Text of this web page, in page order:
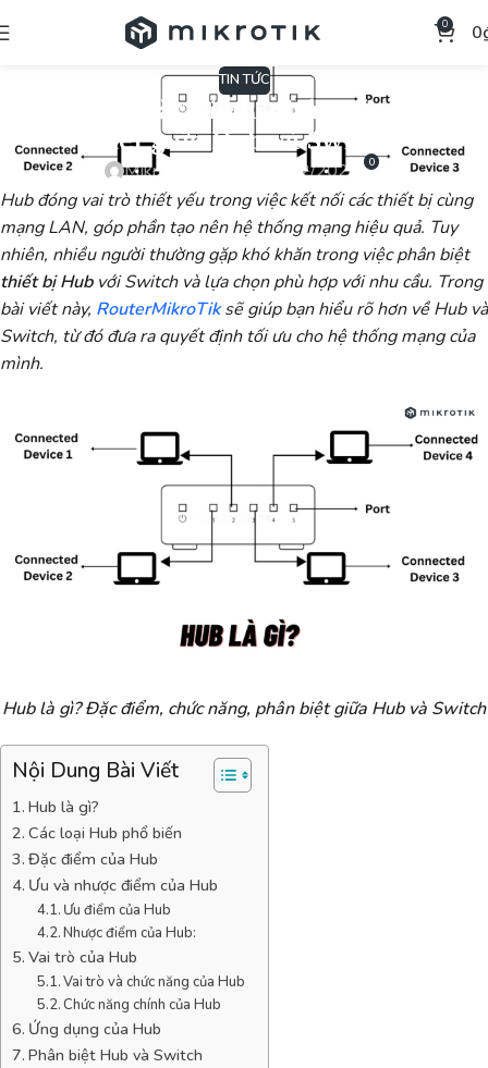
0 0
TIN TỨC
Hub là gì? Đặc điểm, chức năng, phân
biệt giữa Hub và Switch
Mikrotik Vào ngày 19/02/2024 0
Hub đóng vai trò thiết yếu trong việc kết nối các thiết bị cùng
mạng LAN, góp phần tạo nên hệ thống mạng hiệu quả. Tuy
nhiên, nhiều người thường gặp khó khăn trong việc phân biệt
thiết bị Hubvới Switch và lựa chọn phù hợp với nhu cầu. Trong
bài viết này, RouterMikroTiksẽ giúp bạn hiểu rõ hơn về Hub và
Switch, từ đó đưa ra quyết định tối ưu cho hệ thống mạng của
mình.
Hub là gì? Đặc điểm, chức năng, phân biệt giữa Hub và Switch
Nội Dung Bài Viết
Hub là gì?
Các loại Hub phổ biến
Đặc điểm của Hub
Ưu và nhược điểm của Hub
Ưu điểm của Hub
Nhược điểm của Hub:
Vai trò của Hub
Vai trò và chức năng của Hub
Chức năng chính của Hub
Ứng dụng của Hub
Phân biệt Hub và Switch